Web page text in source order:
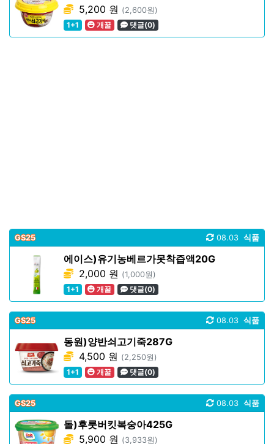
5,200 원 (2,600원)
1+1
개꿀 댓글(0)
GS25 식품
08.03
에이스)유기농베르가못착즙액20G
2,000 원 (1,000원)
1+1
개꿀 댓글(0)
GS25 식품
08.03
동원)양반쇠고기죽287G
4,500 원 (2,250원)
1+1
개꿀 댓글(0)
GS25 식품
08.03
돌)후룻버킷복숭아425G
5,900 원 (3,933원)